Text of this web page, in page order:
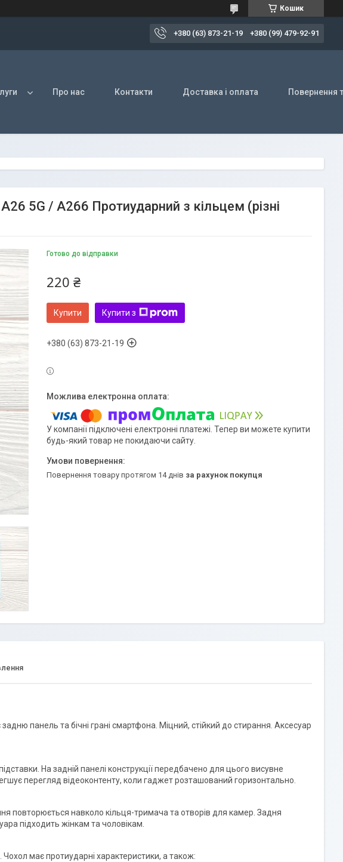
Кошик
+380 (63) 873-21-19 +380 (99) 479-92-91
Про нас Контакти Доставка і оплата Повернення
5G / A266 Протиударний з кільцем (різні
Готово до відправки
220 ₴
Купити Купити з
+380 (63) 873-21-19
У компанії підключені електронні платежі. Тепер ви можете купити
будь-який товар не покидаючи сайту.
повернення товару протягом 14 днів за рахунок покупця
панель та бічні грані смартфона. Міцний, стійкий до стирання. Аксесуар
На задній панелі конструкції передбачено для цього висувне
перегляд відеоконтенту, коли гаджет розташований горизонтально.
повторюється навколо кільця-тримача та отворів для камер. Задня
підходить жінкам та чоловікам.
Чохол має протиударні характеристики, а також: